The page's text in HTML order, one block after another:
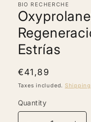
modalBIO RECHERCHE
Estrías
Regular
price
€41,89
Taxes included. Shipping
Quantity
Quantity